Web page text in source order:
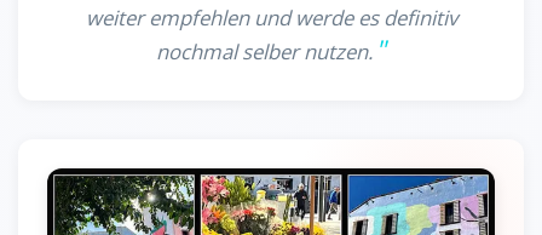
weiter empfehlen und werde es definitiv
nochmal selber nutzen.